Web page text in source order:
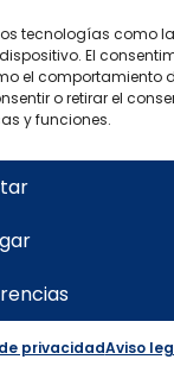
tecnologías como
El
el comportamiento
o retirar el
y funciones.
privacidadAviso